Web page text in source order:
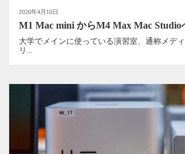
2026年4月10日
M1 Mac mini からM4 Max Mac Studio
大学でメインに使っている演習室、通称メデ
リ...